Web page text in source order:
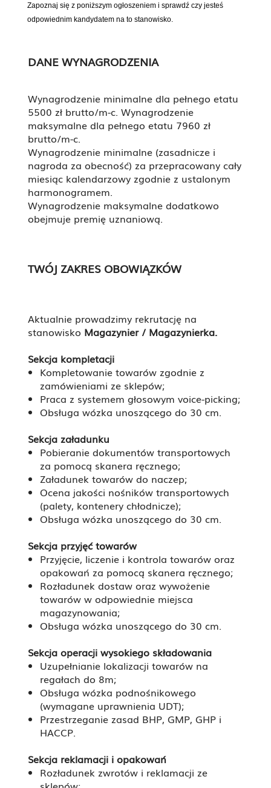
Zapoznaj się z poniższym ogłoszeniem i sprawdź czy jesteś
odpowiednim kandydatem na to stanowisko.
DANE WYNAGRODZENIA
Wynagrodzenie minimalne dla pełnego etatu
5500 zł brutto/m-c. Wynagrodzenie
maksymalne dla pełnego etatu 7960 zł
brutto/m-c.
Wynagrodzenie minimalne (zasadnicze i
nagroda za obecność) za przepracowany cały
miesiąc kalendarzowy zgodnie z ustalonym
harmonogramem.
Wynagrodzenie maksymalne dodatkowo
obejmuje premię uznaniową.
TWÓJ ZAKRES OBOWIĄZKÓW
Aktualnie prowadzimy rekrutację na
stanowisko Magazynier / Magazynierka.
Sekcja kompletacji
Kompletowanie towarów zgodnie z
zamówieniami ze sklepów;
Praca z systemem głosowym voice-picking;
Obsługa wózka unoszącego do 30 cm.
Sekcja załadunku
Pobieranie dokumentów transportowych
za pomocą skanera ręcznego;
Załadunek towarów do naczep;
Ocena jakości nośników transportowych
(palety, kontenery chłodnicze);
Obsługa wózka unoszącego do 30 cm.
Sekcja przyjęć towarów
Przyjęcie, liczenie i kontrola towarów oraz
opakowań za pomocą skanera ręcznego;
Rozładunek dostaw oraz wywożenie
towarów w odpowiednie miejsca
magazynowania;
Obsługa wózka unoszącego do 30 cm.
Sekcja operacji wysokiego składowania
Uzupełnianie lokalizacji towarów na
regałach do 8m;
Obsługa wózka podnośnikowego
(wymagane uprawnienia UDT);
Przestrzeganie zasad BHP, GMP, GHP i
HACCP.
Sekcja reklamacji i opakowań
Rozładunek zwrotów i reklamacji ze